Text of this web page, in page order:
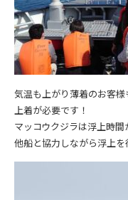
気温も上がり薄着のお客
上着が必要です！
マッコウクジラは浮上時
他船と協力しながら浮上を